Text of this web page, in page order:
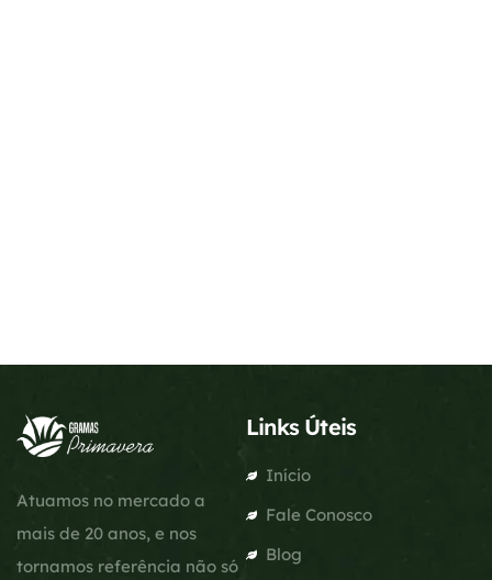
Atuamos no mercado a
mais de 20 anos, e nos
tornamos referência não só
Links Úteis
Início
Fale Conosco
Blog